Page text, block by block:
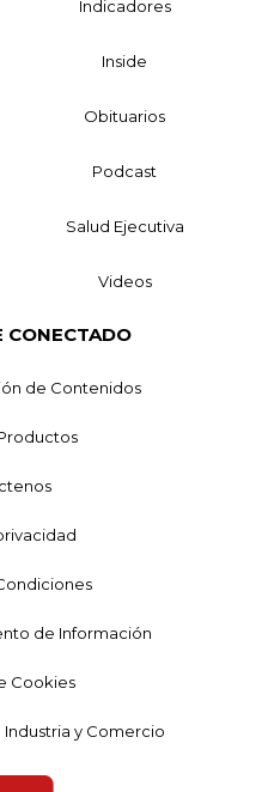
Indicadores
Inside
Obituarios
Podcast
Salud Ejecutiva
Videos
CONECTADO
de Contenidos
de Información
Cookies
y Comercio